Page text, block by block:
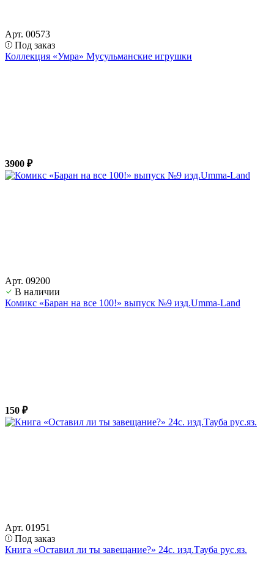
Арт. 00573
Под заказ
Коллекция «Умра» Мусульманские игрушки
3900 ₽
Арт. 09200
В наличии
Комикс «Баран на все 100!» выпуск №9 изд.Umma-Land
150 ₽
Арт. 01951
Под заказ
Книга «Оставил ли ты завещание?» 24с. изд.Тауба рус.яз.